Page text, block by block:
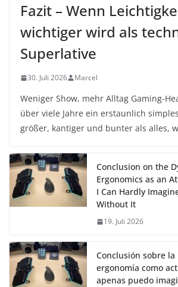
Fazit – Wenn
wichtiger wird als
Superlative
30. Juli 2026 Marcel
Weniger Show, mehr Alltag Gaming-
über viele Jahre ein erstaunlich
größer, kantiger und bunter als alles,
Conclusion on the
Ergonomics as an
I Can Hardly
Without It
19. Juli 2026
Conclusión sobre la
ergonomía como
apenas puedo